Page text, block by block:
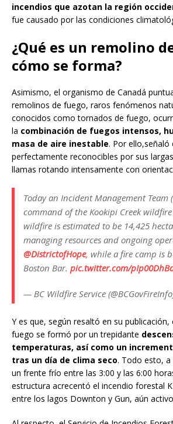
incendios que azotan la región
fue causado por las condiciones
¿Qué es un remolino
cómo se forma?
Asimismo, el organismo de Canadá
remolinos de fuego, raros fenómenos
conocidos como tornados de fuego,
la combinación de fuegos intensos,
masa de aire inestable. Por ello,señaló
perfectamente reconocibles por sus
llamas rotando intensamente con
Today an Incident Management Team
command of the Kookipi Creek wildfire
wildfire is estimated to be 14,425
managing resources and ongoing
@DistrictofHope, while a fire camp is
Boston Bar. pic.twitter.com/
— BC Wildfire Service
Y es que, según resaltó en su
fuego se formó por un trepidante
temperaturas, así como un
tras un día de clima seco. Todo esto, a
un frente frío entre las 3:00 y las 6:00
estructura acrecentó el incendio forestal
entre los lagos Downton y Gun, aún